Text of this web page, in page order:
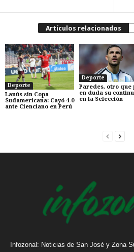
Artículos relacionados
Deporte
Lanús sin Copa
Sudamericana: Cayó 4-0
ante Cienciano en Perú
Deporte
Paredes, otro que
en duda su
en la Selección
Infozonal: Noticias de San José y Zona